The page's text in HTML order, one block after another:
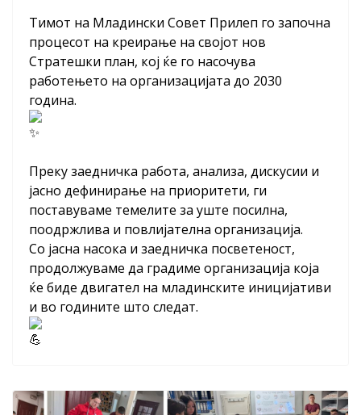
Тимот на Младински Совет Прилеп го започна
процесот на креирање на својот нов
Стратешки план, кој ќе го насочува
работењето на организацијата до 2030
година.
Преку заедничка работа, анализа, дискусии и
јасно дефинирање на приоритети, ги
поставуваме темелите за уште посилна,
поодржлива и повлијателна организација.
Со јасна насока и заедничка посветеност,
продолжуваме да градиме организација која
ќе биде двигател на младинските иницијативи
и во годините што следат.